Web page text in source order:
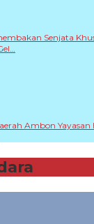
Senjata
Ambon Yayasan